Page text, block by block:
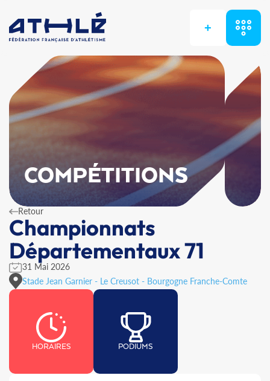
+
COMPÉTITIONS
Retour
Championnats
Départementaux 71
31 Mai 2026
Stade Jean Garnier - Le Creusot - Bourgogne Franche-Comte
HORAIRES PODIUMS